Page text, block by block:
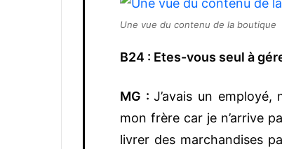
Une vue du contenu de la boutique
B24 : Etes-vous seul à
MG :J’avais un employé,
mon frère car je n’arrive
livrer des marchandises